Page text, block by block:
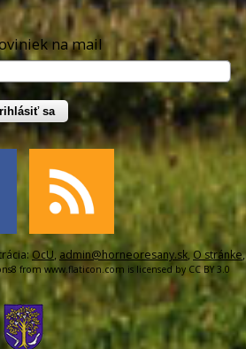
na mail
sa
OcU, admin@horneoresany.sk,O stránke,
fromwww.flaticon.com is licensed by CC BY 3.0